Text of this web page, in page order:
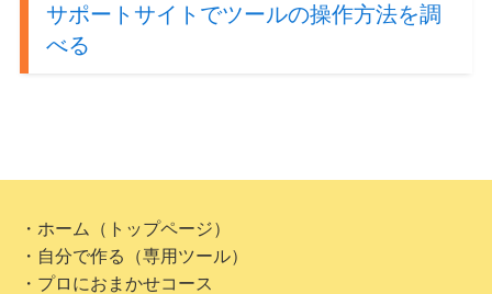
サポートサイトでツールの操作方法を調
べる
・ホーム（トップページ）
・自分で作る（専用ツール）
・プロにおまかせコース